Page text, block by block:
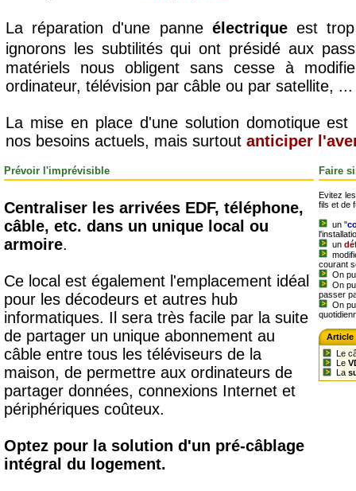
La réparation d'une panne électriqueest trop
ignorons les subtilités qui ont présidé aux
matériels nous obligent sans cesse à
ordinateur, télévision par câble ou par satellite, ...
La mise en place d'une solution domotique
nos besoins actuels, mais surtout anticiper
Prévoir l'imprévisible Faire
Centraliser les arrivées EDF, téléphone,
câble, etc. dans un unique local ou
armoire.
Ce local est également l'emplacement idéal
pour les décodeurs et autres hub
informatiques. Il sera très facile par la suite
de partager un unique abonnement au
câble entre tous les téléviseurs de la
maison, de permettre aux ordinateurs de
partager données, connexions Internet et
périphériques coûteux.
Optez pour la solution d'un pré-câblage
intégral du logement.
Evitez
fils et de
un "
un
courant
On
On
passer
On
Article
Le
Le
La